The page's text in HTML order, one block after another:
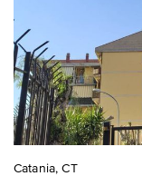
Catania, CT